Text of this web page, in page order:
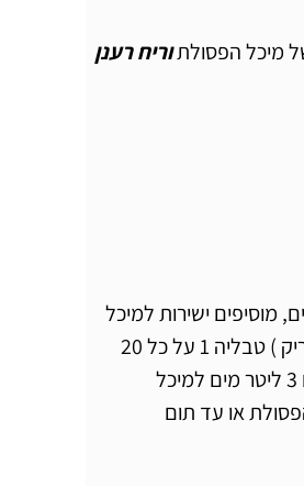
וריח רענן
מוסיפים ישירות למיכל
הפסולות של השירותים הכימיים ( כאשר המיכל ריק ) טבליה 1 על כל 20
ליטר מנפח את מיכל הפסולת, לאחר כן מוסיפים 3 ליטר מים למיכל
או עד תום